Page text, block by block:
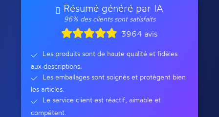
Résumé généré par IA
96% des clients sont satisfaits
3964 avis
Les produits sont de haute qualité et fidèles
aux descriptions.
Les emballages sont soignés et protègent bien
les articles.
Le service client est réactif, aimable et
compétent.